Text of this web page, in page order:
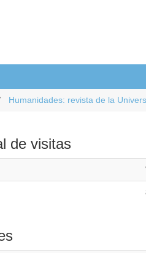
Humanidades: revista de la
de visitas